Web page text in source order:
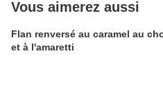
Vous aimerez aussi
Flan renversé au caramel au
et à l'amaretti